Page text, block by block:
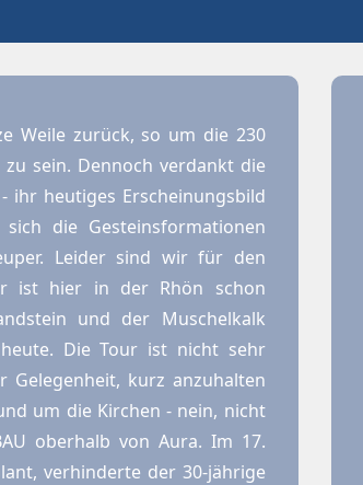
Weile zurück, so um die 230
sein. Dennoch verdankt die
ihr heutiges Erscheinungsbild
die Gesteinsformationen
Leider sind wir für den
ist hier in der Rhön schon
und der Muschelkalk
Die Tour ist nicht sehr
kurz anzuhalten
um die Kirchen - nein, nicht
oberhalb von Aura. Im 17.
verhinderte der 30-jährige